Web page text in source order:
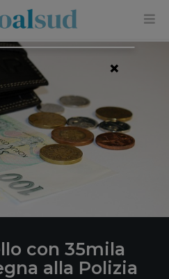
con 35mila
alla Polizia
×